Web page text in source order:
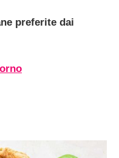
preferite dai